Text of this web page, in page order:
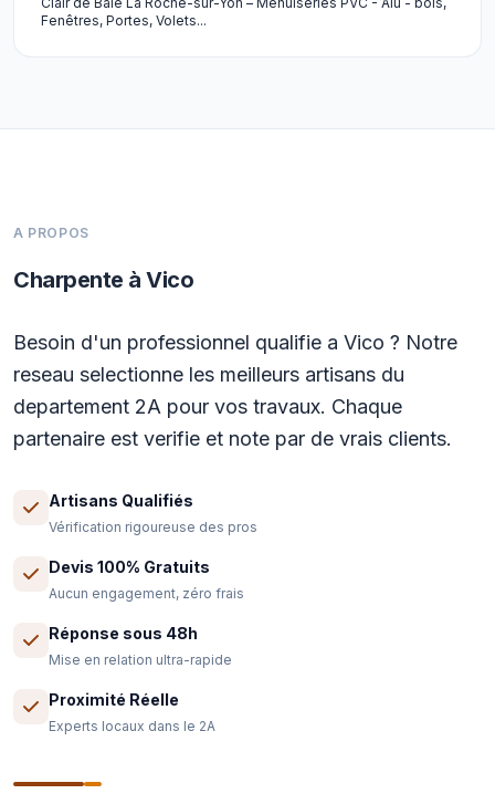
Fenêtres, Portes, Volets...
A PROPOS
Charpente à Vico
Besoin d'un professionnel qualifie a Vico ? Notre
reseau selectionne les meilleurs artisans du
departement 2A pour vos travaux. Chaque
partenaire est verifie et note par de vrais clients.
Artisans Qualifiés
Vérification rigoureuse des pros
Devis 100% Gratuits
Aucun engagement, zéro frais
Réponse sous 48h
Mise en relation ultra-rapide
Proximité Réelle
Experts locaux dans le 2A